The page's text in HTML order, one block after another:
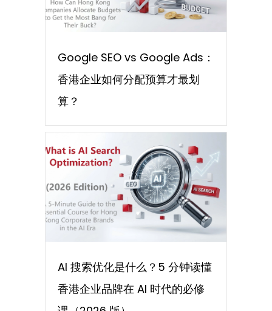
Google SEO vs Google Ads：
香港企业如何分配预算才最划
算？
AI 搜索优化是什么？5 分钟读懂
香港企业品牌在 AI 时代的必修